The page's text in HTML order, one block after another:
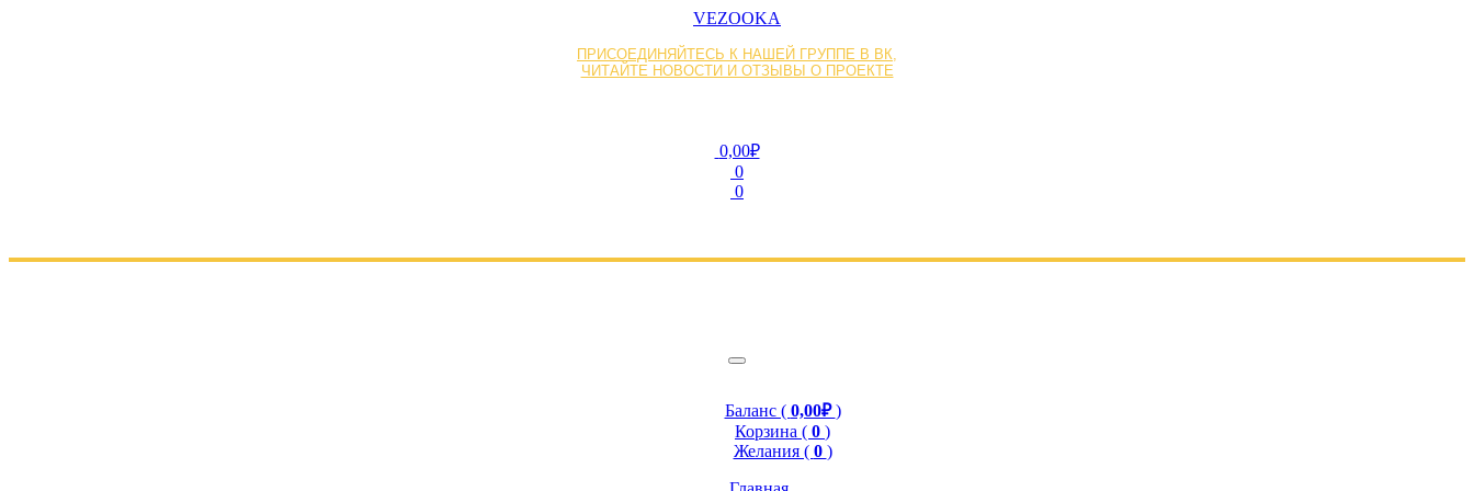
VEZOOKA
ПРИСОЕДИНЯЙТЕСЬ К НАШЕЙ ГРУППЕ В ВК,
ЧИТАЙТЕ НОВОСТИ И ОТЗЫВЫ О ПРОЕКТЕ
0,00₽
0
0
Баланс ( 0,00₽)
Корзина ( 0 )
Желания ( 0 )